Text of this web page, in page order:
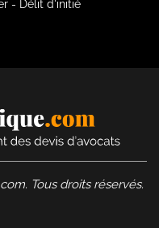
- Délit d'initié
Tous droits réservés.